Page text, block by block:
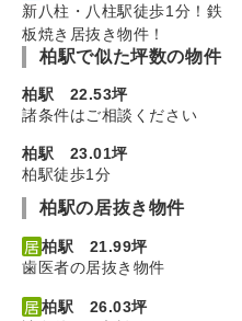
新八柱・八柱駅徒歩1分！鉄
板焼き居抜き物件！
柏駅で似た坪数の物件
柏駅 22.53坪
諸条件はご相談ください
柏駅 23.01坪
柏駅徒歩1分
柏駅の居抜き物件
柏駅 21.99坪
歯医者の居抜き物件
柏駅 26.03坪